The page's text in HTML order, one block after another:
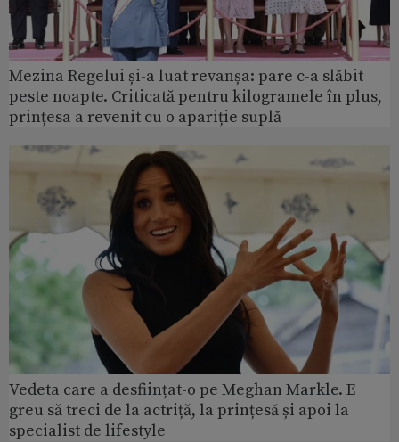
Mezina Regelui și-a luat revanșa: pare c-a slăbit
peste noapte. Criticată pentru kilogramele în plus,
prințesa a revenit cu o apariție suplă
Vedeta care a desființat-o pe Meghan Markle. E
greu să treci de la actriță, la prințesă și apoi la
specialist de lifestyle